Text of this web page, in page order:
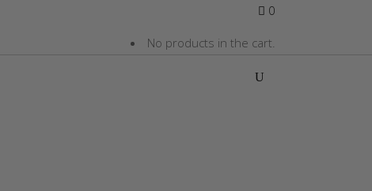
0
No products in the cart.